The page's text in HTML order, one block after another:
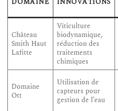
Château
Smith Haut
Lafitte
Viticulture
biodynamique,
réduction des
traitements
chimiques
Domaine
Ott
Utilisation de
capteurs pour
gestion de l’eau